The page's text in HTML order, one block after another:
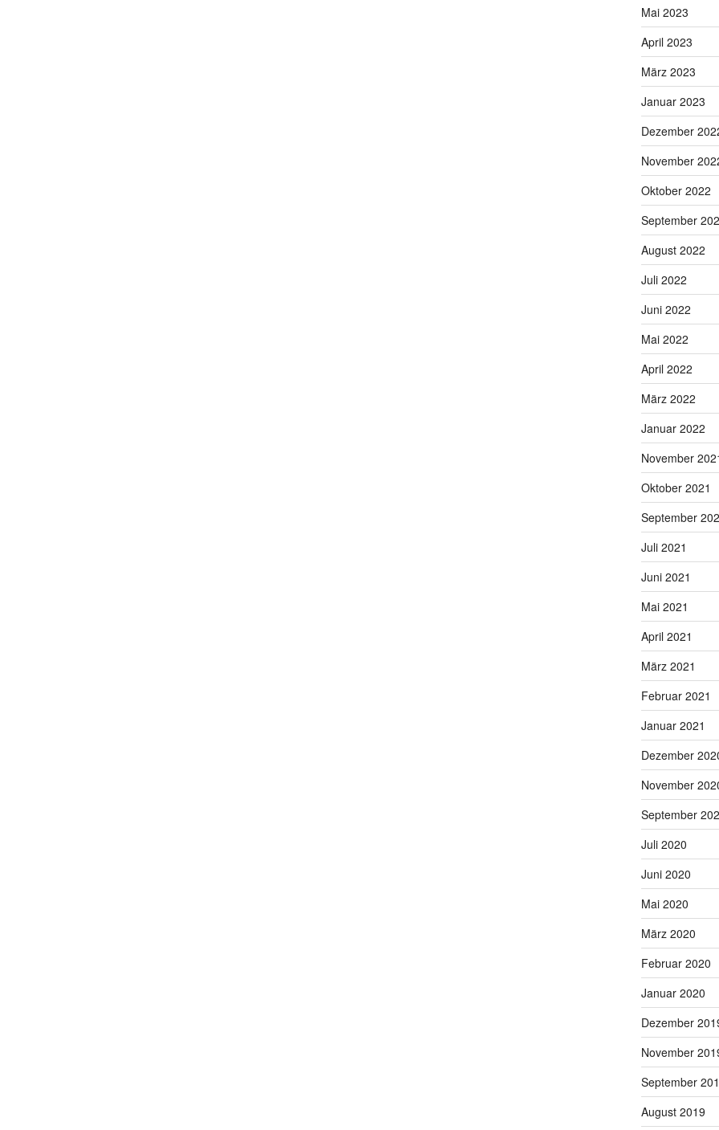
Mai 2023
April 2023
März 2023
Januar 2023
Dezember
November
Oktober 2022
September
August 2022
Juli 2022
Juni 2022
Mai 2022
April 2022
März 2022
Januar 2022
November
Oktober 2021
September
Juli 2021
Juni 2021
Mai 2021
April 2021
März 2021
Februar 2021
Januar 2021
Dezember
November
September
Juli 2020
Juni 2020
Mai 2020
März 2020
Februar 2020
Januar 2020
Dezember
November
September
August 2019